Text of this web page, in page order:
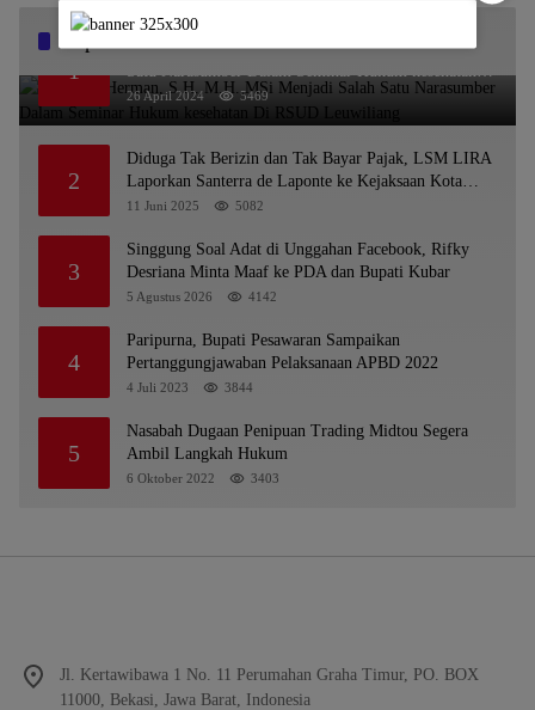
1
Dr. KMS Herman, S.H.,M.H.,MSi Menjadi Salah
Satu Narasumber Dalam Seminar Hukum kesehatan
Di RSUD Leuwiliang
26 April 2024 5469
2
Diduga Tak Berizin dan Tak Bayar Pajak, LSM LIRA
Laporkan Santerra de Laponte ke Kejaksaan Kota
Batu
11 Juni 2025 5082
3
Singgung Soal Adat di Unggahan Facebook, Rifky
Desriana Minta Maaf ke PDA dan Bupati Kubar
5 Agustus 2026 4142
4
Paripurna, Bupati Pesawaran Sampaikan
Pertanggungjawaban Pelaksanaan APBD 2022
4 Juli 2023 3844
5
Nasabah Dugaan Penipuan Trading Midtou Segera
Ambil Langkah Hukum
6 Oktober 2022 3403
Jl. Kertawibawa 1 No. 11 Perumahan Graha Timur, PO. BOX
11000, Bekasi, Jawa Barat, Indonesia